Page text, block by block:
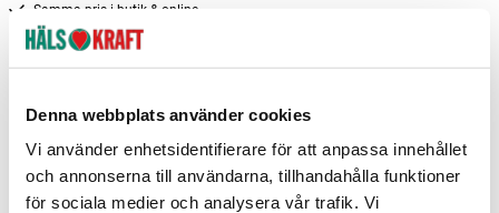
Denna webbplats använder cookies
Vi använder enhetsidentifierare för att anpassa innehållet
och annonserna till användarna, tillhandahålla funktioner
för sociala medier och analysera vår trafik. Vi
Samma pris i butik & online
Reservera och hämta i butik
Boden Reservera
Borlänge 3 st Reservera